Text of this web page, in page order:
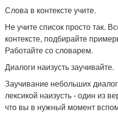
Слова в контексте учите.
Не учите список просто так.
контексте, подбирайте
Работайте со словарем.
Диалоги наизусть заучивайте.
Заучивание небольших
лексикой наизусть - один из
что вы в нужный момент